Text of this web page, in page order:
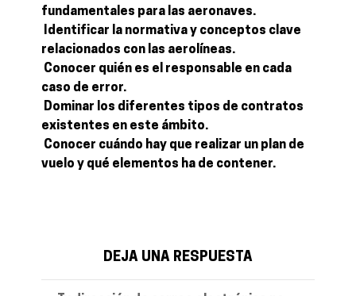
fundamentales para las aeronaves.
 Identificar la normativa y conceptos clave
relacionados con las aerolíneas.
 Conocer quién es el responsable en cada
caso de error.
 Dominar los diferentes tipos de contratos
existentes en este ámbito.
 Conocer cuándo hay que realizar un plan de
vuelo y qué elementos ha de contener.
DEJA UNA RESPUESTA